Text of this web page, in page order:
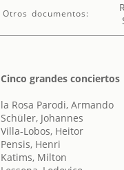
Otros documentos:
Cinco grandes conciertos
la Rosa Parodi, Armando
Schüler, Johannes
Villa-Lobos, Heitor
Pensis, Henri
Katims, Milton